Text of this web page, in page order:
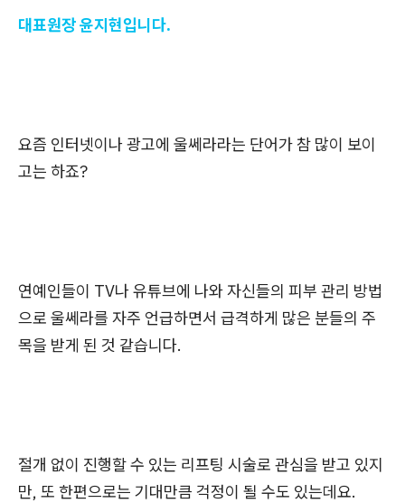
대표원장 윤지현입니다.
요즘 인터넷이나 광고에 울쎄라라는 단어가 참 많이 보이
고는 하죠?
연예인들이 TV나 유튜브에 나와 자신들의 피부 관리 방법
으로 울쎄라를 자주 언급하면서 급격하게 많은 분들의 주
목을 받게 된 것 같습니다.
절개 없이 진행할 수 있는 리프팅 시술로 관심을 받고 있지
만, 또 한편으로는 기대만큼 걱정이 될 수도 있는데요.